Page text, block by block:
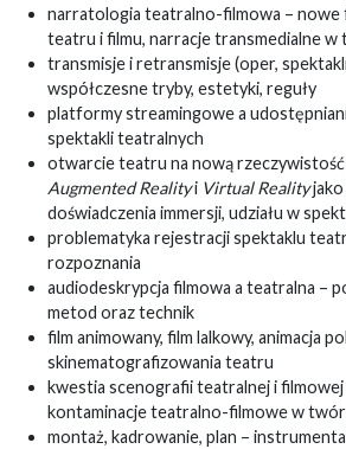
narratologia teatralno-filmowa – nowe
teatru i filmu, narracje transmedialne w
transmisje i retransmisje (oper,
współczesne tryby, estetyki, reguły
platformy streamingowe a
spektakli teatralnych
otwarcie teatru na nową rzeczywistość
Augmented Realityi Virtual Realityjako
doświadczenia immersji, udziału w
problematyka rejestracji spektaklu
rozpoznania
audiodeskrypcja filmowa a teatralna –
metod oraz technik
film animowany, film lalkowy, animacja
skinematografizowania teatru
kwestia scenografii teatralnej i filmowej
kontaminacje teatralno-filmowe w
montaż, kadrowanie, plan –